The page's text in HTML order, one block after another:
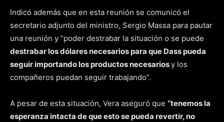
Indicó además que en esta reunión se comunicó el
secretario adjunto del ministro, Sergio Massa para pautar
una reunión y “poder destrabar la situación o se puede
destrabar los dólares necesarios para que Dass pueda
seguir importando los productos necesariosy los
compañeros puedan seguir trabajando”.
A pesar de esta situación, Vera aseguró que “tenemos la
esperanza intacta de que esto se pueda revertir, no